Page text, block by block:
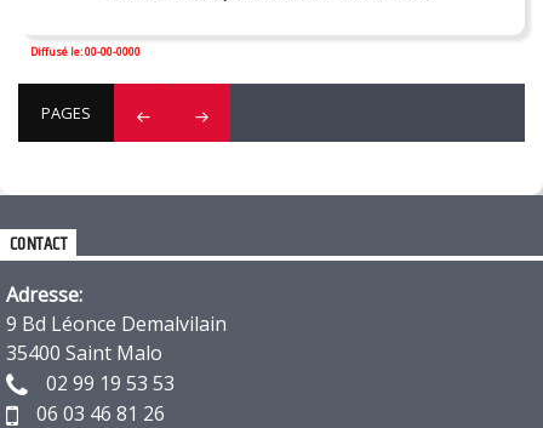
Diffusé le: 00-00-0000
PAGES
CONTACT
Adresse:
9 Bd Léonce Demalvilain
35400 Saint Malo
02 99 19 53 53
06 03 46 81 26